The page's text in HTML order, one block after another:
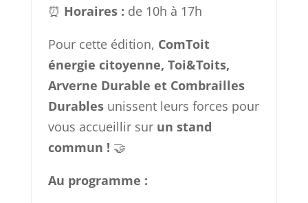
⏰ Horaires : de 10h à 17h
Pour cette édition, ComToit
énergie citoyenne, Toi&Toits,
Arverne Durable et Combrailles
Durablesunissent leurs forces pour
vous accueillir sur un stand
commun ! 🤝
Au programme :